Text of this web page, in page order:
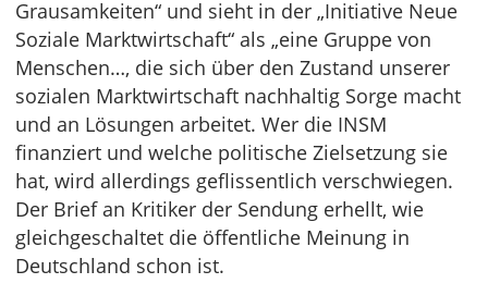
Grausamkeiten“ und sieht in der „Initiative Neue
Soziale Marktwirtschaft“ als „eine Gruppe von
Menschen…, die sich über den Zustand unserer
sozialen Marktwirtschaft nachhaltig Sorge macht
und an Lösungen arbeitet. Wer die INSM
finanziert und welche politische Zielsetzung sie
hat, wird allerdings geflissentlich verschwiegen.
Der Brief an Kritiker der Sendung erhellt, wie
gleichgeschaltet die öffentliche Meinung in
Deutschland schon ist.